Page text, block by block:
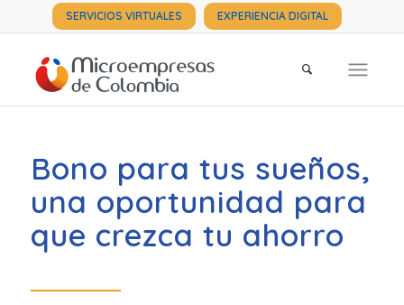
SERVICIOS VIRTUALES EXPERIENCIA DIGITAL
Bono para tus sueños,
una oportunidad para
que crezca tu ahorro